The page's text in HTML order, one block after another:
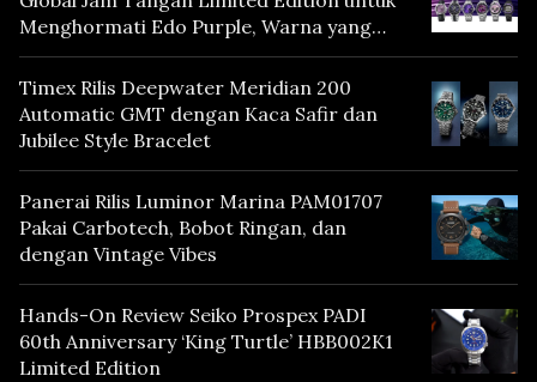
Menghormati Edo Purple, Warna yang
Mencerminkan Warisan Tokyo
Timex Rilis Deepwater Meridian 200
Automatic GMT dengan Kaca Safir dan
Jubilee Style Bracelet
Panerai Rilis Luminor Marina PAM01707
Pakai Carbotech, Bobot Ringan, dan
dengan Vintage Vibes
Hands-On Review Seiko Prospex PADI
60th Anniversary ‘King Turtle’ HBB002K1
Limited Edition